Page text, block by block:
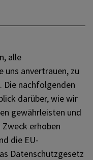
alle
uns anvertrauen, zu
Die nachfolgenden
darüber, wie wir
gewährleisten und
erhoben
die EU-
Datenschutzgesetz